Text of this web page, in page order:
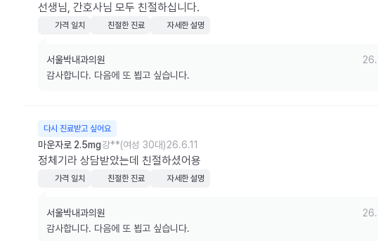
선생님, 간호사님 모두 친절하십니다.
가격 일치 친절한 진료 자세한 설명
서울박내과의원
감사합니다. 다음에 또 뵙고 싶습니다.
다시 진료받고 싶어요
마운자로 2.5mg강**(여성 30대)26.6.11
정체기라 상담받았는데 친절하셨어용
가격 일치 친절한 진료 자세한 설명
서울박내과의원
감사합니다. 다음에 또 뵙고 싶습니다.